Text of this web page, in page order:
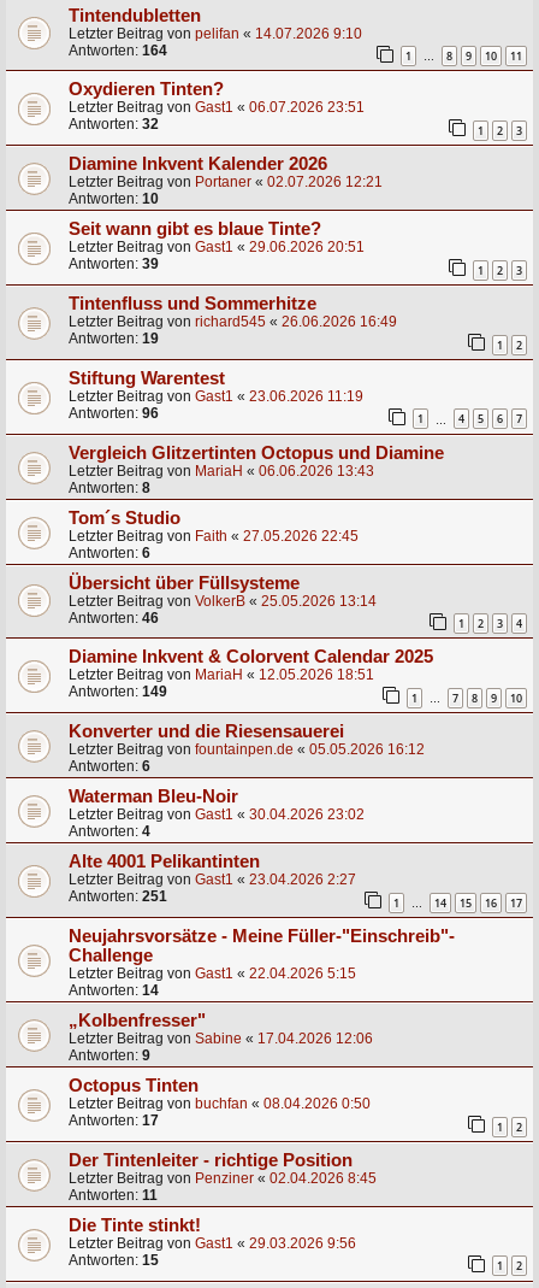
Tintendubletten
Letzter Beitrag von pelifan « 14.07.2026 9:10
Antworten: 164 1 … 8 9 10 11
Oxydieren Tinten?
Letzter Beitrag von Gast1 « 06.07.2026 23:51
Antworten: 32 1 2 3
Diamine Inkvent Kalender 2026
Letzter Beitrag von Portaner « 02.07.2026 12:21
Antworten: 10
Seit wann gibt es blaue Tinte?
Letzter Beitrag von Gast1 « 29.06.2026 20:51
Antworten: 39 1 2 3
Tintenfluss und Sommerhitze
Letzter Beitrag von richard545 « 26.06.2026 16:49
Antworten: 19 1 2
Stiftung Warentest
Letzter Beitrag von Gast1 « 23.06.2026 11:19
Antworten: 96 1 4 5 6 7
Vergleich Glitzertinten Octopus und Diamine
Letzter Beitrag von MariaH « 06.06.2026 13:43
Antworten: 8
Tom´s Studio
Letzter Beitrag von Faith « 27.05.2026 22:45
Antworten: 6
Übersicht über Füllsysteme
Letzter Beitrag von VolkerB « 25.05.2026 13:14
Antworten: 46 1 2 3 4
Diamine Inkvent & Colorvent Calendar 2025
Letzter Beitrag von MariaH « 12.05.2026 18:51
Antworten: 149 1 … 7 8 9 10
Konverter und die Riesensauerei
Letzter Beitrag von fountainpen.de « 05.05.2026 16:12
Antworten: 6
Waterman Bleu-Noir
Letzter Beitrag von Gast1 « 30.04.2026 23:02
Antworten: 4
Alte 4001 Pelikantinten
Letzter Beitrag von Gast1 « 23.04.2026 2:27
Antworten: 251 1 14 15 16 17
Neujahrsvorsätze - Meine Füller-"Einschreib"-
Challenge
Letzter Beitrag von Gast1 « 22.04.2026 5:15
Antworten: 14
„Kolbenfresser"
Letzter Beitrag von Sabine « 17.04.2026 12:06
Antworten: 9
Octopus Tinten
Letzter Beitrag von buchfan « 08.04.2026 0:50
Antworten: 17 1 2
Der Tintenleiter - richtige Position
Letzter Beitrag von Penziner « 02.04.2026 8:45
Antworten: 11
Die Tinte stinkt!
Letzter Beitrag von Gast1 « 29.03.2026 9:56
Antworten: 15 1 2